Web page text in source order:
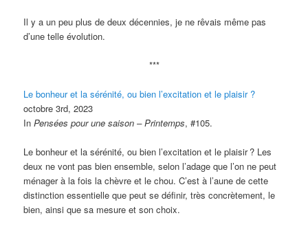
Il y a un peu plus de deux décennies, je ne rêvais même pas
d’une telle évolution.
***
Le bonheur et la sérénité, ou bien l’excitation et le plaisir ?
octobre 3rd, 2023
InPensées pour une saison – Printemps, #105.
Le bonheur et la sérénité, ou bien l’excitation et le plaisir ? Les
deux ne vont pas bien ensemble, selon l’adage que l’on ne peut
ménager à la fois la chèvre et le chou. C’est à l’aune de cette
distinction essentielle que peut se définir, très concrètement, le
bien, ainsi que sa mesure et son choix.